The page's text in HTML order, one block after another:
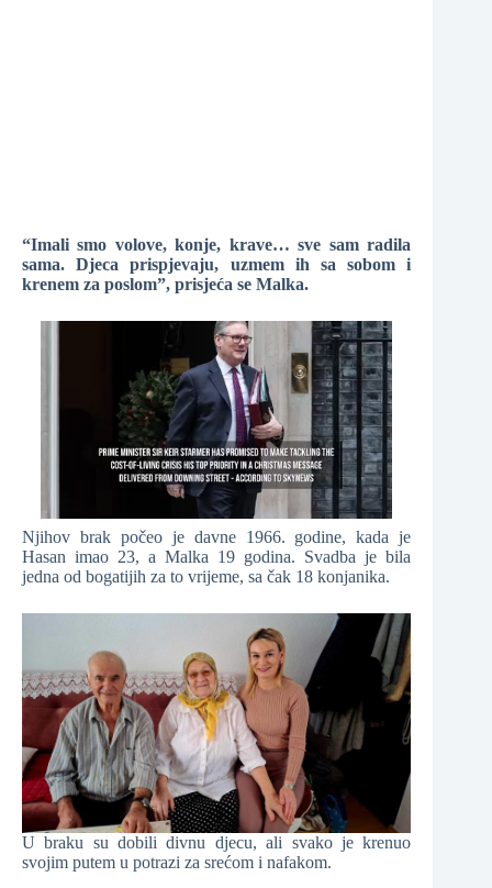
“Imali smo volove, konje, krave… sve sam radila
sama. Djeca prispjevaju, uzmem ih sa sobom i
krenem za poslom”, prisjeća se Malka.
Njihov brak počeo je davne 1966. godine, kada je
Hasan imao 23, a Malka 19 godina. Svadba je bila
jedna od bogatijih za to vrijeme, sa čak 18 konjanika.
U braku su dobili divnu djecu, ali svako je krenuo
svojim putem u potrazi za srećom i nafakom.